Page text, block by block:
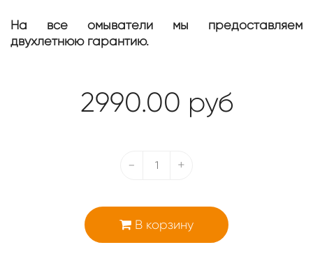
На все омыватели мы предоставляем
двухлетнюю гарантию.
2990.00 руб
- +
В корзину